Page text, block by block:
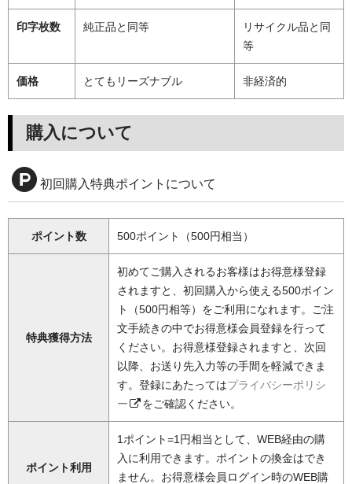
印字枚数 純正品と同等
リサイクル品と同
等
価格 とてもリーズナブル 非経済的
購入について
初回購入特典ポイントについて
ポイント数 500ポイント（500円相当）
特典獲得方法
初めてご購入されるお客様はお得意様登録
されますと、初回購入から使える500ポイン
ト（500円相等）をご利用になれます。ご注
文手続きの中でお得意様会員登録を行って
ください。お得意様登録されますと、次回
以降、お送り先入力等の手間を軽減できま
す。登録にあたってはプライバシーポリシ
ー
をご確認ください。
ポイント利用
1ポイント=1円相当として、WEB経由の購
入に利用できます。ポイントの換金はでき
ません。お得意様会員ログイン時のWEB購